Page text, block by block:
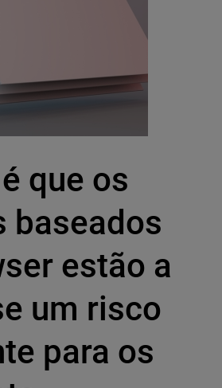
que os
baseados
estão a
um risco
para os